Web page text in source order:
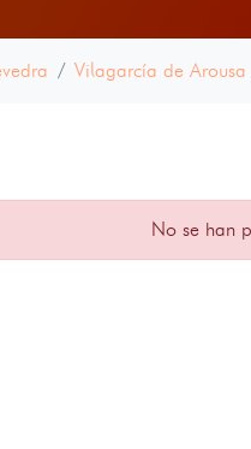
Vilagarcía de Arousa
No se han